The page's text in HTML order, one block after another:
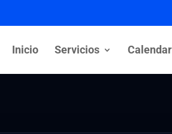
Inicio Servicios